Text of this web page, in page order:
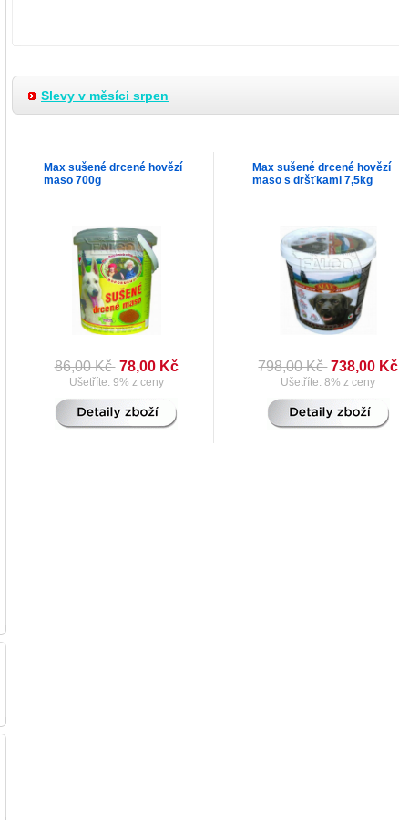
Slevy v měsíci srpen
Max sušené drcené hovězí
maso 700g
86,00 Kč 78,00 Kč
Ušetříte: 9% z ceny
Max sušené drcené hovězí
maso s dršťkami 7,5kg
798,00 Kč 738,00 Kč
Ušetříte: 8% z ceny